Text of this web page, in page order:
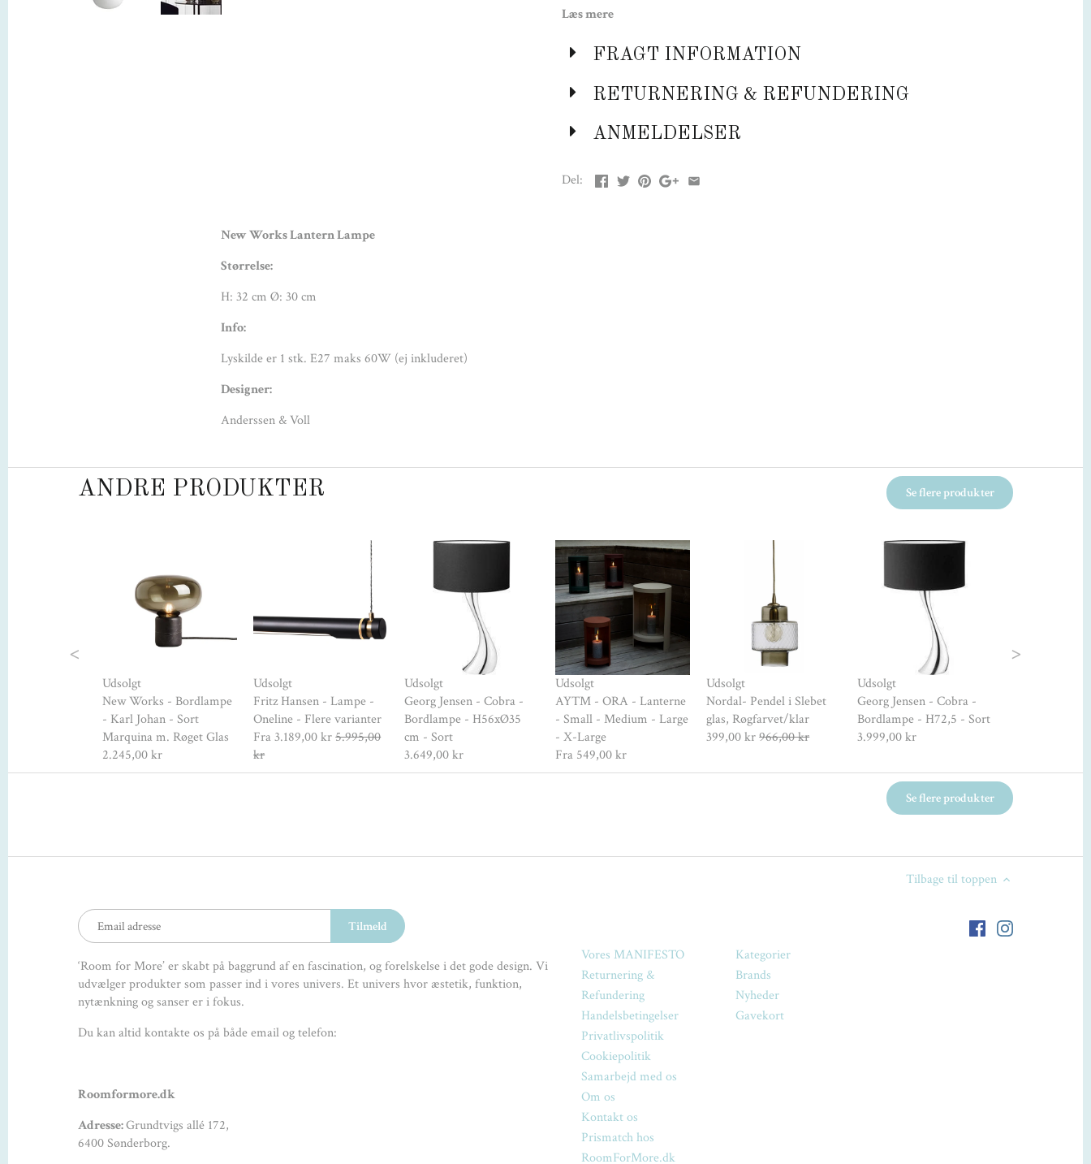
Lyskilde er 1 stk. E27 maks 60W (ej inkluderet)
Læs mere
FRAGT INFORMATION
RETURNERING & REFUNDERING
ANMELDELSER
Del:
New Works Lantern Lampe
Størrelse:
H: 32 cm Ø: 30 cm
Info:
Lyskilde er 1 stk. E27 maks 60W (ej inkluderet)
Designer:
Anderssen & Voll
ANDRE PRODUKTER Se flere produkter
Previous
Udsolgt
New Works - Bordlampe
- Karl Johan - Sort
Marquina m. Røget Glas
2.245,00 kr
Udsolgt
Fritz Hansen - Lampe -
Oneline - Flere varianter
Fra 3.189,00 kr 5.995,00
kr
Udsolgt
Georg Jensen - Cobra -
Bordlampe - H56xØ35
cm - Sort
3.649,00 kr
Udsolgt
AYTM - ORA - Lanterne
- Small - Medium - Large
- X-Large
Fra 549,00 kr
Udsolgt
Nordal- Pendel i Slebet
glas, Røgfarvet/klar
399,00 kr 966,00 kr
Udsolgt
Georg Jensen - Cobra -
Bordlampe - H72,5 - Sort
3.999,00 kr
Se flere produkter
Tilbage til toppen
‘Room for More’ er skabt på baggrund af en fascination, og forelskelse i det gode design. Vi
udvælger produkter som passer ind i vores univers. Et univers hvor æstetik, funktion,
nytænkning og sanser er i fokus.
Du kan altid kontakte os på både email og telefon:
Roomformore.dk
Adresse:Grundtvigs allé 172,
6400 Sønderborg.
Vores MANIFESTO
Returnering &
Refundering
Handelsbetingelser
Privatlivspolitik
Cookiepolitik
Samarbejd med os
Om os
Kontakt os
Prismatch hos
RoomForMore.dk
Kategorier
Brands
Nyheder
Gavekort